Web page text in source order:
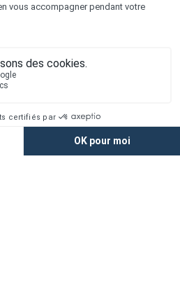
Newsletter
légales
Plan du site